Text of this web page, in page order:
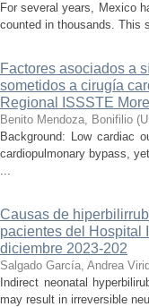
For several years, Mexico
counted in thousands. This
Factores asociados a
sometidos a cirugía
Regional ISSSTE
Benito Mendoza, Bonifilio (
Background: Low cardiac
cardiopulmonary bypass,
...
Causas de
pacientes del Hospital
diciembre 2023-202
Salgado García, Andrea
Indirect neonatal
may result in irreversible